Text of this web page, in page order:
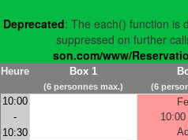
Deprecated: The each() function is
suppressed on further
son.com/www/
Heure Box 1
(6 personnes max.) (6
10:00
-
10:30